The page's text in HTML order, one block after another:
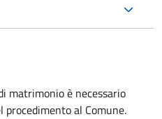
matrimonio è necessario
procedimento al Comune.